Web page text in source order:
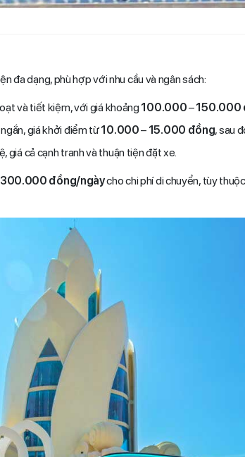
đa dạng, phù hợp với nhu cầu và ngân sách:
và tiết kiệm, với giá khoảng 100.000–150.000
giá khởi điểm từ10.000– 15.000 đồng, sau
giá cả cạnh tranh và thuận tiện đặt xe.
300.000 đồng/ngàycho chi phí di chuyển, tùy